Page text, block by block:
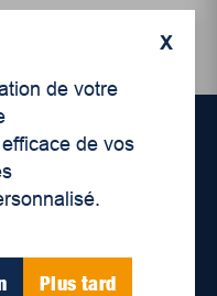
X
de votre
de vos
Plus tard